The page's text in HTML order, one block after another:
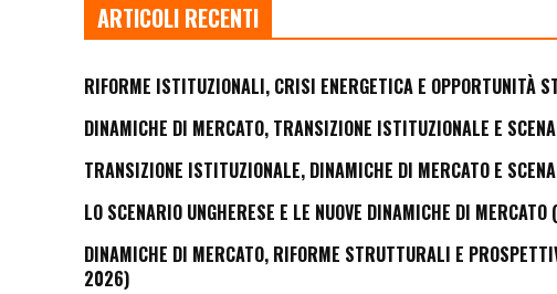
ARTICOLI RECENTI
RIFORME ISTITUZIONALI, CRISI ENERGETICA E OPPORTUNITÀ
DINAMICHE DI MERCATO, TRANSIZIONE ISTITUZIONALE E
TRANSIZIONE ISTITUZIONALE, DINAMICHE DI MERCATO E
LO SCENARIO UNGHERESE E LE NUOVE DINAMICHE DI
DINAMICHE DI MERCATO, RIFORME STRUTTURALI E
2026)